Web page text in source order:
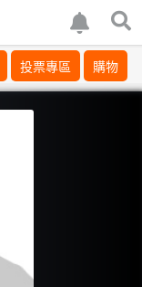
投票專區 購物